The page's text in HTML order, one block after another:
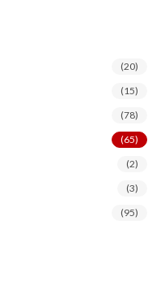
(20)
(15)
(78)
(65)
(2)
(3)
(95)